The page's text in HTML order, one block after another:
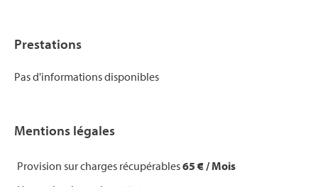
Prestations
Pas d'informations disponibles
Mentions légales
Provision sur charges récupérables65 € / Mois